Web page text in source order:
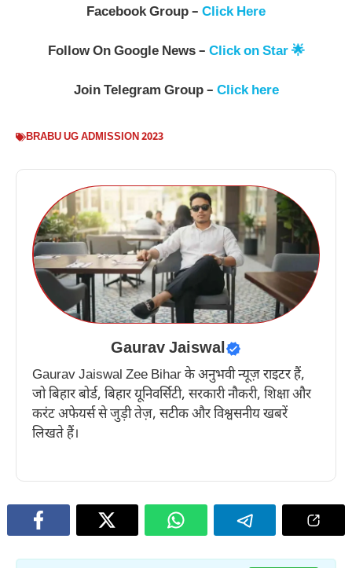
Facebook Group – Click Here
Follow On Google News – Click on Star 🌟
Join Telegram Group – Click here
BRABU UG ADMISSION 2023
Gaurav Jaiswal
Gaurav Jaiswal Zee Bihar के अनुभवी न्यूज़ राइटर हैं,
जो बिहार बोर्ड, बिहार यूनिवर्सिटी, सरकारी नौकरी, शिक्षा और
करंट अफेयर्स से जुड़ी तेज़, सटीक और विश्वसनीय खबरें
लिखते हैं।